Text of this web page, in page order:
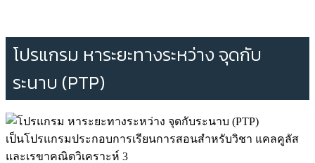
โปรแกรม หาระยะทางระหว่าง จุดกับ
ระนาบ (PTP)
เป็นโปรแกรมประกอบการเรียนการสอนสำหรับวิชา แคลคูลัส
และเรขาคณิตวิเคราะห์ 3